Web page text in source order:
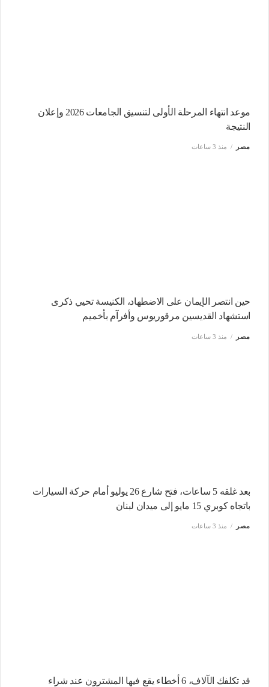
موعد انتهاء المرحلة الأولى لتنسيق الجامعات 2026 وإعلان
النتيجة
مصر منذ 3 ساعات
حين انتصر الإيمان على الاضطهاد، الكنيسة تحيي ذكرى
استشهاد القديسين مرقوريوس وأفرآم بأخميم
مصر منذ 3 ساعات
بعد غلقه 5 ساعات، فتح شارع 26 يوليو أمام حركة السيارات
باتجاه كوبري 15 مايو إلى ميدان لبنان
مصر منذ 3 ساعات
قد تكلفك الآلاف، 6 أخطاء يقع فيها المشترون عند شراء